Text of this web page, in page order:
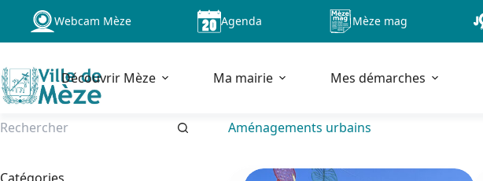
Passer
contenu
Webcam Mèze Agenda Mèze mag
Découvrir Mèze Ma mairie Mes démarches
Aménagements urbains